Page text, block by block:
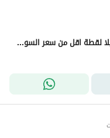
فيلا بسعر شقه استلام فورى بسعر مغرى فيلا لقطة اقل من سعر السوق موقع مميز . . فى اميز موقع بالعاصمة الادارية